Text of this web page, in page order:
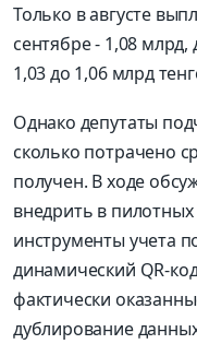
Только в августе
сентябре - 1,08
1,03 до 1,06 млрд
Однако депутаты
сколько потрачено
получен. В ходе
внедрить в
инструменты учета
динамический QR-
фактически
дублирование